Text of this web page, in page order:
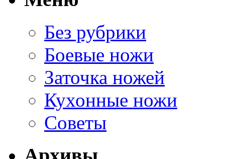
Без рубрики
Боевые ножи
Заточка ножей
Кухонные ножи
Советы